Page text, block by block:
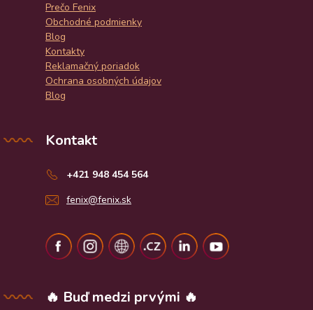
Prečo Fenix
Obchodné podmienky
Blog
Kontakty
Reklamačný poriadok
Ochrana osobných údajov
Blog
Kontakt
+421 948 454 564
fenix@fenix.sk
🔥 Buď medzi prvými 🔥